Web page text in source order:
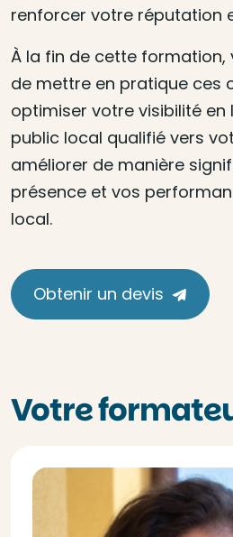
renforcer votre réputation
À la fin de cette formation,
de mettre en pratique ces
optimiser votre visibilité en
public local qualifié vers
améliorer de manière
présence et vos
local.
Obtenir un devis
Votre